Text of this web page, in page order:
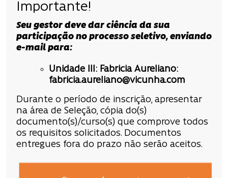
Importante!
Seu gestor deve dar ciência da sua
participação no processo seletivo, enviando
e-mail para:
Unidade III: Fabricia Aureliano:
fabricia.aureliano@vicunha.com
Durante o período de inscrição, apresentar
na área de Seleção, cópia do(s)
documento(s)/curso(s) que comprove todos
os requisitos solicitados. Documentos
entregues fora do prazo não serão aceitos.